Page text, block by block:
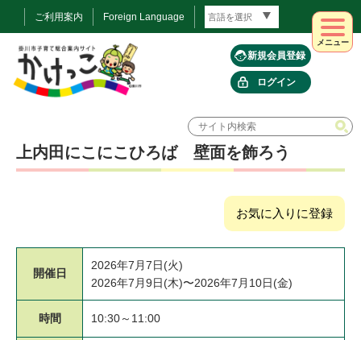
ご利用案内 Foreign Language
新規会員登録
ログイン
メニュー
上内田にこにこひろば 壁面を飾ろう
お気に入りに登録
開催日
2026年7月7日(火)
2026年7月9日(木)〜2026年7月10日(金)
時間 10:30～11:00